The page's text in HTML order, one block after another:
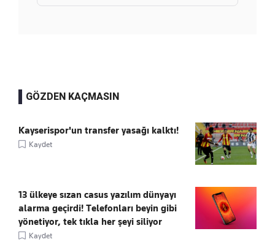
GÖZDEN KAÇMASIN
Kayserispor'un transfer yasağı kalktı!
Kaydet
13 ülkeye sızan casus yazılım dünyayı
alarma geçirdi! Telefonları beyin gibi
yönetiyor, tek tıkla her şeyi siliyor
Kaydet